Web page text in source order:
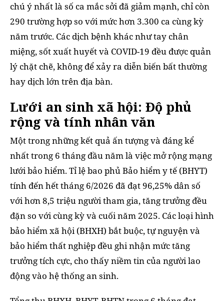
chú ý nhất là số ca mắc sởi đã giảm mạnh, chỉ còn
290 trường hợp so với mức hơn 3.300 ca cùng kỳ
năm trước. Các dịch bệnh khác như tay chân
miệng, sốt xuất huyết và COVID-19 đều được quản
lý chặt chẽ, không để xảy ra diễn biến bất thường
hay dịch lớn trên địa bàn.
Lưới an sinh xã hội: Độ phủ
rộng và tính nhân văn
Một trong những kết quả ấn tượng và đáng kể
nhất trong 6 tháng đầu năm là việc mở rộng mạng
lưới bảo hiểm. Tỉ lệ bao phủ Bảo hiểm y tế (BHYT)
tính đến hết tháng 6/2026 đã đạt 96,25% dân số
với hơn 8,5 triệu người tham gia, tăng trưởng đều
đặn so với cùng kỳ và cuối năm 2025. Các loại hình
bảo hiểm xã hội (BHXH) bắt buộc, tự nguyện và
bảo hiểm thất nghiệp đều ghi nhận mức tăng
trưởng tích cực, cho thấy niềm tin của người lao
động vào hệ thống an sinh.